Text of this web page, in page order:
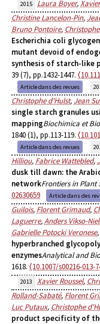
2015 Laura Boyer,
Christine Lancelon-Pin,
Bruno Pontoire,
Escherichia coli
mutant devoid of
synthesis of starch-like
39 (7), pp.1432-1447.
Article dans des revues
Christophe d'Hulst, Jean
single starch granules
mappingBiochimica et
1840 (1), pp.113-119.
Article dans des revues
Hilliou, Fabrice Wattebled,
dusk till dawn: the
networkFrontiers in Plant
02630659
Article dans des
Guilois, Florent Grimaud,
Laguerre,Anders Vikso-
Gabrielle Potocki Veronese,
hyperbranched
enzymesAnalytical and
1618. ⟨10.1007/s00216-013-
2013
Xavier Roussel,
Rolland-Sabaté, Florent
Luc Putaux, Christophe
product specificity of